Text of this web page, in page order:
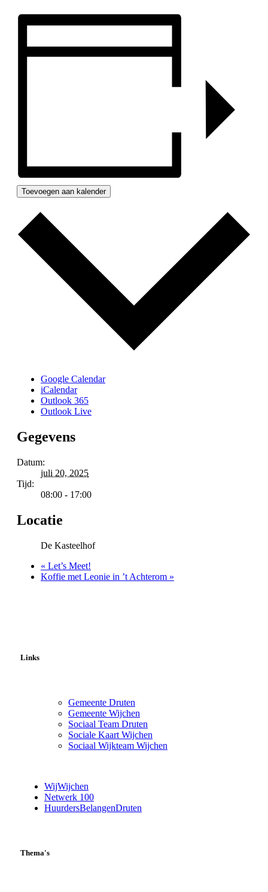
Toevoegen aan kalender
Google Calendar
iCalendar
Outlook 365
Outlook Live
Gegevens
Datum:
juli 20, 2025
Tijd:
08:00 - 17:00
Locatie
De Kasteelhof
« Let’s Meet!
Koffie met Leonie in ’t Achterom »
Links
Gemeente Druten
Gemeente Wijchen
Sociaal Team Druten
Sociale Kaart Wijchen
Sociaal Wijkteam Wijchen
WijWijchen
Netwerk 100
HuurdersBelangenDruten
Thema's